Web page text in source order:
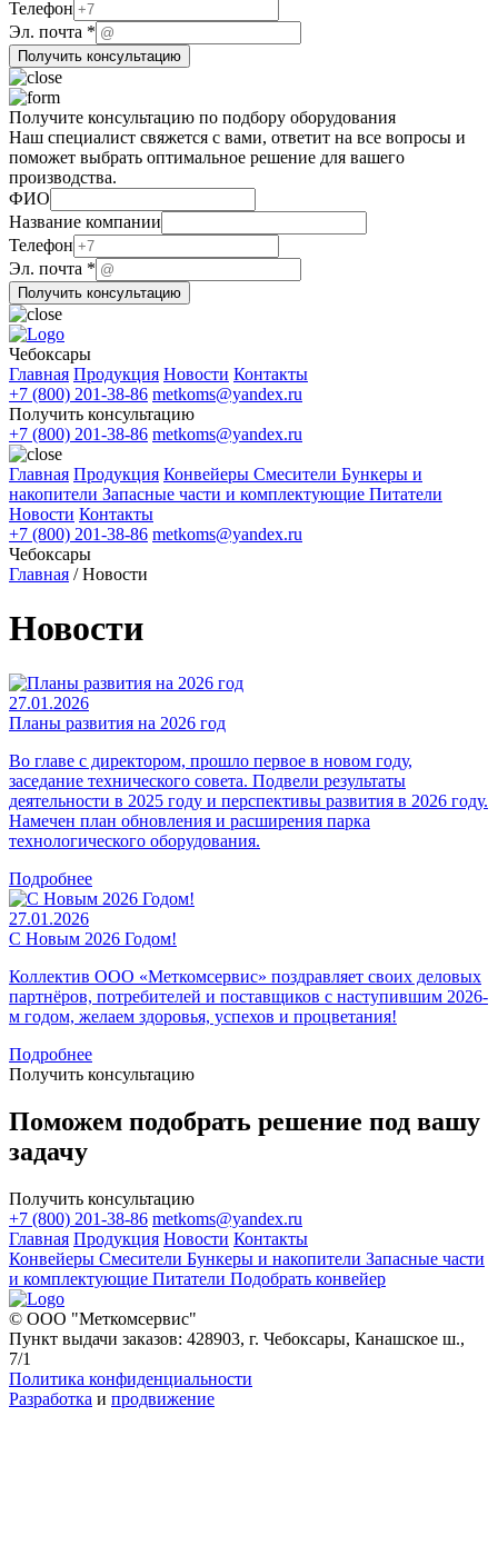
Телефон
Эл. почта *
Получить консультацию
Получите консультацию по подбору оборудования
Наш специалист свяжется с вами, ответит на все вопросы и
поможет выбрать оптимальное решение для вашего
производства.
ФИО
компании
Телефон
почта
Название компании
Телефон
Эл. почта *
Получить консультацию
Чебоксары
Главная Продукция Новости Контакты
+7 (800) 201-38-86 metkoms@yandex.ru
Получить консультацию
+7 (800) 201-38-86 metkoms@yandex.ru
Главная Продукция Конвейеры Смесители Бункеры и
накопители Запасные части и комплектующие Питатели
Новости Контакты
+7 (800) 201-38-86 metkoms@yandex.ru
Чебоксары
Главная /Новости
Новости
27.01.2026
Планы развития на 2026 год
Во главе с директором, прошло первое в новом году,
заседание технического совета. Подвели результаты
деятельности в 2025 году и перспективы развития в 2026 году.
Намечен план обновления и расширения парка
технологического оборудования.
Подробнее
27.01.2026
С Новым 2026 Годом!
Коллектив ООО «Меткомсервис» поздравляет своих деловых
партнёров, потребителей и поставщиков с наступившим 2026-
м годом, желаем здоровья, успехов и процветания!
Подробнее
Получить консультацию
Поможем подобрать решение под вашу
задачу
Получить консультацию
+7 (800) 201-38-86 metkoms@yandex.ru
Главная Продукция Новости Контакты
Конвейеры Смесители Бункеры и накопители Запасные части
и комплектующие Питатели Подобрать конвейер
© ООО "Меткомсервис"
Пункт выдачи заказов: 428903, г. Чебоксары, Канашское ш.,
7/1
Политика конфиденциальности
Разработка и продвижение